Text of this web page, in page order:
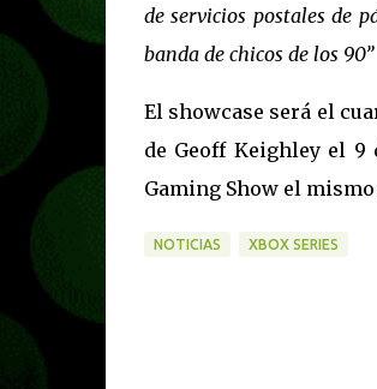
de servicios postales de
banda de chicos de los 90”
El showcase será el
de Geoff Keighley el 9
Gaming Show el
NOTICIAS XBOX SERIES